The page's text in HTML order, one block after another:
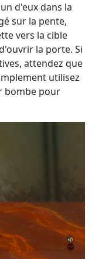
d'eux dans la
sur la pente,
vers la cible
la porte. Si
attendez que
utilisez
bombe pour